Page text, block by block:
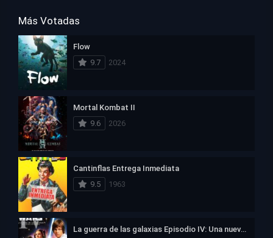
Más Votadas
Flow
9.7
2024
Mortal Kombat II
9.6
2026
Cantinflas Entrega Inmediata
9.5
1963
La guerra de las galaxias Episodio IV: Una nueva esperanza